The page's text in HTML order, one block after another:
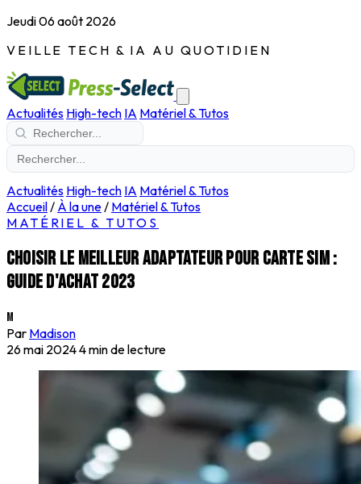
Jeudi 06 août 2026
VEILLE TECH & IA AU QUOTIDIEN
Actualités High-tech IA Matériel & Tutos
Actualités High-tech IA Matériel & Tutos
Accueil/ À la une/ Matériel & Tutos
MATÉRIEL & TUTOS
Choisir le meilleur adaptateur pour carte SIM :
guide d'achat 2023
M
Par Madison
26 mai 20244 min de lecture